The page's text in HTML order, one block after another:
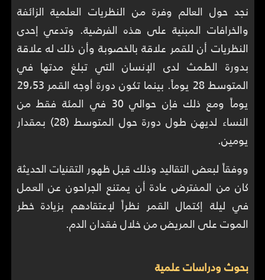
نجد حول العالم وفرة من النظريات العلمية الزائفة
والخرافات المبنية على هذه الفرضية. وتدعي إحدى
النظريات أن للقمر علاقة بالخصوبة وأن ذلك له علاقة
بدورة الطمث لدى الإنسان التي تبلغ مدتها في
المتوسط 28 يوماً. بينما تكون دورة أوجه القمر 29،53
يوماً ومع ذلك فإن حوالي 30 في المئة فقط من
النساء لديهن طول دورة حول المتوسط (28) بمقدار
يومين.
ووفقاً لبعض التقاليد وذلك قبل ظهور التقنيات الحديثة
كان من المفترض عادة أن يمتنع الجراحون عن العمل
في ليلة إكتمال القمر نظراً لإعتقادهم بزيادة خطر
الموت على المريض من خلال فقدان الدم.
بحوث ودراسات علمية